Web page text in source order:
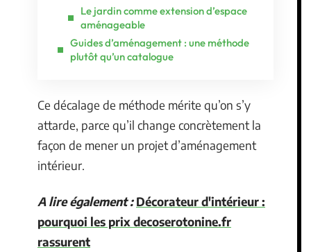
Le jardin comme extension d’espace
aménageable
Guides d’aménagement : une méthode
plutôt qu’un catalogue
Ce décalage de méthode mérite qu’on s’y
attarde, parce qu’il change concrètement la
façon de mener un projet d’aménagement
intérieur.
A lire également : Décorateur d'intérieur :
pourquoi les prix decoserotonine.fr
rassurent